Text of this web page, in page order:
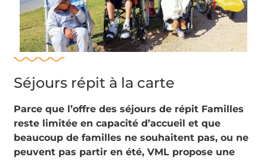
Séjours répit à la carte
Parce que l’offre des séjours de répit Familles
reste limitée en capacité d’accueil et que
beaucoup de familles ne souhaitent pas, ou ne
peuvent pas partir en été, VML propose une